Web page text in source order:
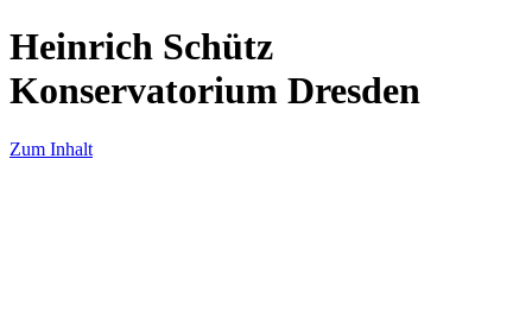
Heinrich Schütz
Konservatorium Dresden
Zum Inhalt